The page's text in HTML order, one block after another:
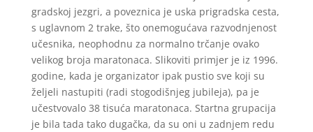
gradskoj jezgri, a poveznica je uska prigradska cesta,
s uglavnom 2 trake, što onemogućava razvodnjenost
učesnika, neophodnu za normalno trčanje ovako
velikog broja maratonaca. Slikoviti primjer je iz 1996.
godine, kada je organizator ipak pustio sve koji su
željeli nastupiti (radi stogodišnjeg jubileja), pa je
učestvovalo 38 tisuća maratonaca. Startna grupacija
je bila tada tako dugačka, da su oni u zadnjem redu